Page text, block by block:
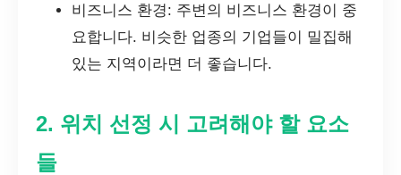
비즈니스 환경: 주변의 비즈니스 환경이 중
요합니다. 비슷한 업종의 기업들이 밀집해
있는 지역이라면 더 좋습니다.
2. 위치 선정 시 고려해야 할 요소
들